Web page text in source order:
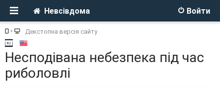
Войти
Невсівдома
Декстопна версія сайту
Несподівана небезпека під час
риболовлі